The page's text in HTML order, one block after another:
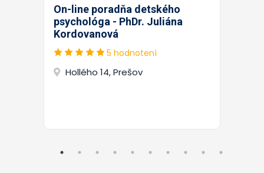
On-line poradňa detského
psychológa - PhDr. Juliána
Kordovanová
5 hodnotení
Hollého 14, Prešov